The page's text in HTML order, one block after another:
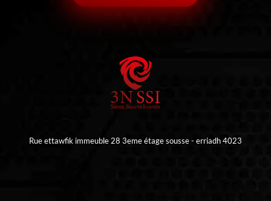
Rue ettawfik immeuble 28 3eme étage sousse - erriadh 4023